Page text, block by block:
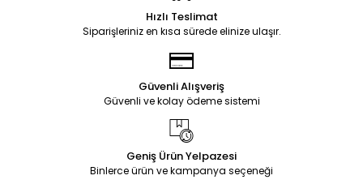
Hızlı Teslimat
Siparişleriniz en kısa sürede elinize ulaşır.
Güvenli Alışveriş
Güvenli ve kolay ödeme sistemi
Geniş Ürün Yelpazesi
Binlerce ürün ve kampanya seçeneği